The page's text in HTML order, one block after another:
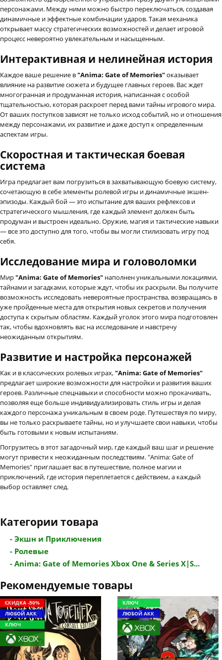
персонажами. Между ними можно быстро переключаться, создавая
динамичные и эффектные комбинации ударов. Такая механика
открывает массу стратегических возможностей и делает игровой
процесс невероятно увлекательным и насыщенным.
Интерактивная и нелинейная история
Каждое ваше решение в"Anima: Gate of Memories"оказывает
влияние на развитие сюжета и будущее главных героев. Вас ждет
многогранная и продуманная история, написанная с особой
тщательностью, которая раскроет перед вами тайны игрового мира.
От ваших поступков зависят не только исход событий, но и отношения
между персонажами, их развитие и даже доступ к определенным
аспектам игры.
Скоростная и тактическая боевая
система
Игра предлагает вам погрузиться в захватывающую боевую систему,
сочетающую в себе элементы ролевой игры и динамичные экшен-
эпизоды. Каждый бой — это испытание для ваших рефлексов и
стратегического мышления, где каждый элемент должен быть
продуман и выстроен идеально. Оружие, магия и тактические навыки
— все это доступно для того, чтобы вы могли стилизовать игру под
себя.
Исследование мира и головоломки
Мир"Anima: Gate of Memories" наполнен уникальными локациями,
тайнами и загадками, которые ждут, чтобы их раскрыли. Вы получите
возможность исследовать невероятные пространства, возвращаясь в
уже пройденные места для открытия новых секретов и получения
доступа к скрытым областям. Каждый уголок этого мира подготовлен
так, чтобы вдохновлять вас на исследование и навстречу
неожиданным открытиям.
Развитие и настройка персонажей
Как и в классических ролевых играх,"Anima: Gate of Memories"
предлагает широкие возможности для настройки и развития ваших
героев. Различные спецнавыки и способности можно прокачивать,
позволяя еще больше индивидуализировать стиль игры и делая
каждого персонажа уникальным в своем роде. Путешествуя по миру,
вы не только раскрываете тайны, но и улучшаете свои навыки, чтобы
быть готовыми к новым испытаниям.
Погрузитесь в этот загадочный мир, где каждый ваш шаг и решение
могут привести к неожиданным последствиям. "Anima: Gate of
Memories" приглашает вас в путешествие, полное магии и
приключений, где история переплетается с действием, а каждый
выбор оставляет след.
Категории товара
- Экшн и Приключения
- Ролевые
- Anima: Gate of Memories Xbox One & Series X|S...
Рекомендуемые товары
СКИДКА -50%
ЛЮБОЙ АКК
КЛЮЧ
КЛЮЧ
ЛЮБОЙ АКК